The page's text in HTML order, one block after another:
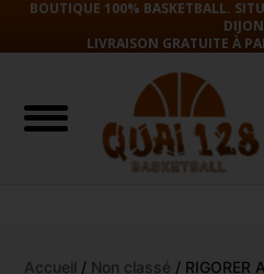
BOUTIQUE 100% BASKETBALL.
LIVRAISON GRATUITE À
Accueil / Non classé / RIGORER